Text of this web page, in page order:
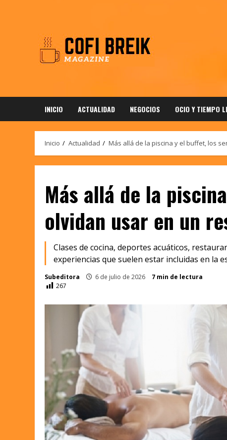
INICIO ACTUALIDAD NEGOCIOS OCIO Y TIEMPO
Inicio Actualidad Más allá de la piscina y el buffet, los
Más allá de la
olvidan usar en un
Clases de cocina, deportes acuáticos,
experiencias que suelen estar incluidas en la
Subeditora 6 de julio de 2026
7 min de lectura
267